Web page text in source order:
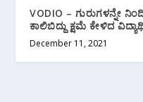
VODIO – ಗುರುಗಳನ್ನೇ
ಕಾಲಿಬಿದ್ದು ಕ್ಷಮೆ ಕೇಳಿದ
December 11, 2021